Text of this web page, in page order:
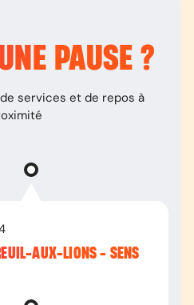
PAUSE ?
services et de repos à
AUX-LIONS - SENS